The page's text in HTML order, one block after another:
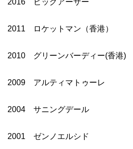
2011 ロケットマン（香港）
2010 グリーンバーディー(香港)
2009 アルティマトゥーレ
2004 サニングデール
2001 ゼンノエルシド